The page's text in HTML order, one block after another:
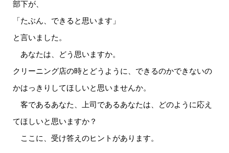
部下が、
「たぶん、できると思います」
と言いました。
あなたは、どう思いますか。
クリーニング店の時とどうように、できるのかできないの
かはっきりしてほしいと思いませんか。
客であるあなた、上司であるあなたは、どのように応え
てほしいと思いますか？
ここに、受け答えのヒントがあります。